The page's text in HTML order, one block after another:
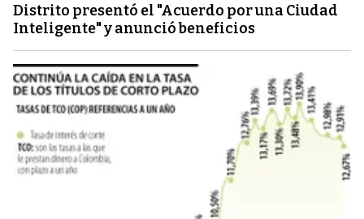
Distrito presentó el "Acuerdo por una Ciudad
Inteligente" y anunció beneficios